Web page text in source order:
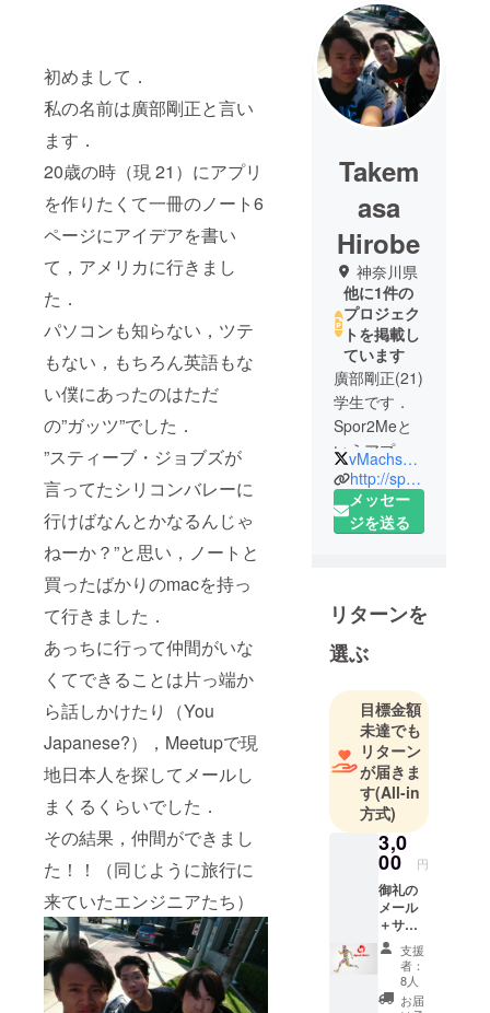
初めまして．
私の名前は廣部剛正と言い
ます．
20歳の時（現 21）にアプリ
を作りたくて一冊のノート6
ページにアイデアを書い
て，アメリカに行きまし
た．
パソコンも知らない，ツテ
もない，もちろん英語もな
い僕にあったのはただ
の”ガッツ”でした．
”スティーブ・ジョブズが
言ってたシリコンバレーに
行けばなんとかなるんじゃ
ねーか？”と思い，ノートと
買ったばかりのmacを持っ
て行きました．
あっちに行って仲間がいな
くてできることは片っ端か
ら話しかけたり（You
Japanese?），Meetupで現
地日本人を探してメールし
まくるくらいでした．
その結果，仲間ができまし
た！！（同じように旅行に
来ていたエンジニアたち）
Takem
asa
Hirobe
神奈川県
他に1件の
プロジェク
トを掲載し
ています
廣部剛正(21)
学生です．
Spor2Meと
いうアプリ
を作ってい
ます．
このアプリ
ポーツがで
きる（した
くなる）こ
とを目指し
ます！
日本中にス
ポーツを溢
れさせて，
多くの人に
スポーツを
通して心も
体も健康に
なってもら
いたいで
す！
vMachspeedv
http://spor2me.com
メッセー
ジを送る
リターンを
選ぶ
目標金額
未達でも
リターン
が届きま
す(All-in
方式)
3,0
00 円
御礼の
メール
＋サイ
ト内で
ご支援
くだ
さった
支援
者：
8人
お届